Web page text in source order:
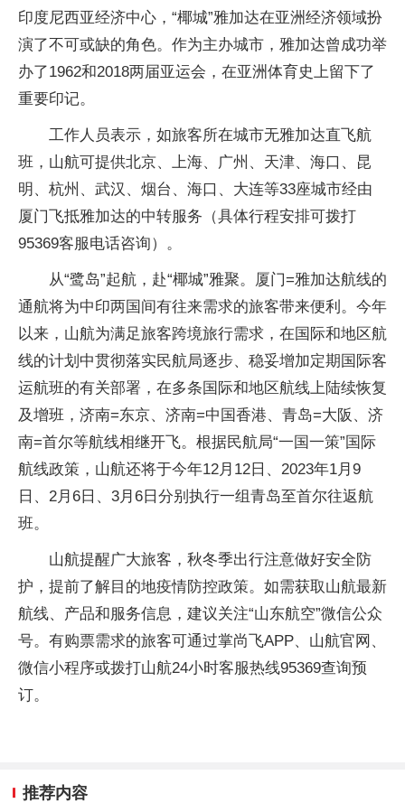
印度尼西亚经济中心，“椰城”雅加达在亚洲经济领域扮
演了不可或缺的角色。作为主办城市，雅加达曾成功举
办了1962和2018两届亚运会，在亚洲体育史上留下了
重要印记。
工作人员表示，如旅客所在城市无雅加达直飞航
班，山航可提供北京、上海、广州、天津、海口、昆
明、杭州、武汉、烟台、海口、大连等33座城市经由
厦门飞抵雅加达的中转服务（具体行程安排可拨打
95369客服电话咨询）。
从“鹭岛”起航，赴“椰城”雅聚。厦门=雅加达航线的
通航将为中印两国间有往来需求的旅客带来便利。今年
以来，山航为满足旅客跨境旅行需求，在国际和地区航
线的计划中贯彻落实民航局逐步、稳妥增加定期国际客
运航班的有关部署，在多条国际和地区航线上陆续恢复
及增班，济南=东京、济南=中国香港、青岛=大阪、济
南=首尔等航线相继开飞。根据民航局“一国一策”国际
航线政策，山航还将于今年12月12日、2023年1月9
日、2月6日、3月6日分别执行一组青岛至首尔往返航
班。
山航提醒广大旅客，秋冬季出行注意做好安全防
护，提前了解目的地疫情防控政策。如需获取山航最新
航线、产品和服务信息，建议关注“山东航空”微信公众
号。有购票需求的旅客可通过掌尚飞APP、山航官网、
微信小程序或拨打山航24小时客服热线95369查询预
订。
推荐内容